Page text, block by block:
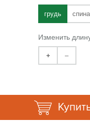
грудь спина
Изменить
+ –